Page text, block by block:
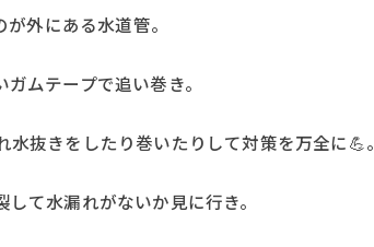
外にある水道管。
ムテープで追い巻き。
抜きをしたり巻いたりして対策を万全に💪。
て水漏れがないか見に行き。